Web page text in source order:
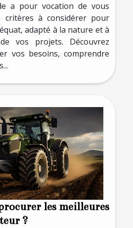
a pour vocation de vous
critères à considérer pour
adapté à la nature et à
vos projets. Découvrez
vos besoins, comprendre
les meilleures
?